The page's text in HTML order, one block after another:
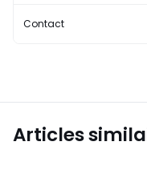
Contact
Articles